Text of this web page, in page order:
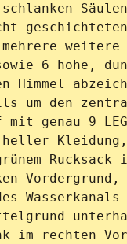
schlanken
6 hohe,
um den
genau 9
heller
Rucksack
Vordergrund,
rechten